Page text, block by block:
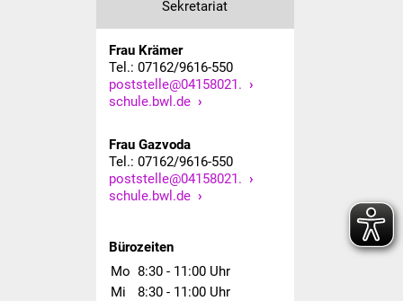
Jugendhaus
Kinder- und
Familienzentrum
Suenergie
Sekretariat
Frau Krämer
Tel.: 07162/9616-550
poststelle@04158021.
schule.bwl.de
Frau Gazvoda
Tel.: 07162/9616-550
poststelle@04158021.
schule.bwl.de
Bürozeiten
Mo 8:30 - 11:00 Uhr
Mi
8:30 - 11:00 Uhr